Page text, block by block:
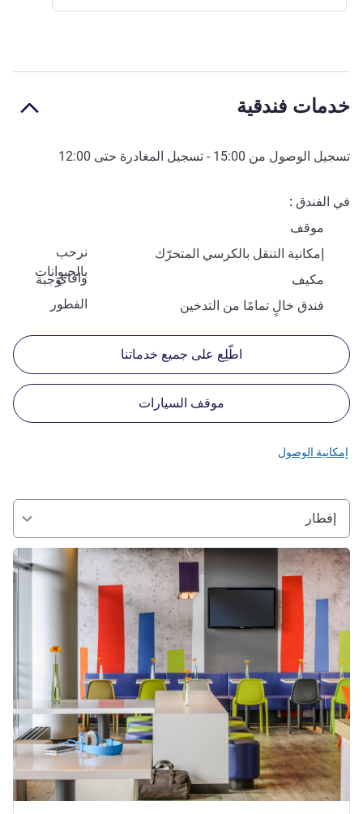
خدمات فندقية
تسجيل الوصول من 15:00 - تسجيل المغادرة حتى 12:00
في الفندق
موقف
نرحب
بالحيوانات
إمكانية التنقل بالكرسي المتحرّك
وافاي
مكيف
وجبة
الفطور
فندق خالٍ تمامًا من التدخين
اطّلِع على جميع خدماتنا
موقف السيارات
إمكانية الوصول
إفطار
راجع التفاصيل